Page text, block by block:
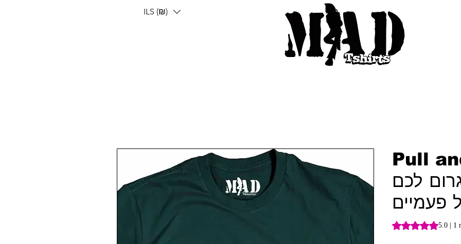
ILS (₪)
Pull
לכם
פעמיים
Rating is 5.0 out of
5.0 | 1